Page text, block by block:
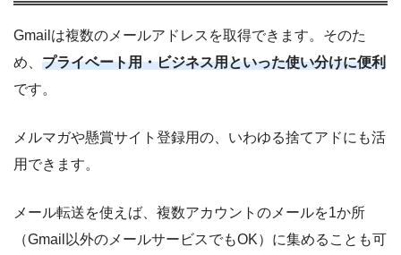
Gmailは複数のメールアドレスを取得できます。そのた
め、 プライベート用・ビジネス用といった使い分けに便利
です。
メルマガや懸賞サイト登録用の、いわゆる捨てアドにも活
用できます。
メール転送を使えば、複数アカウントのメールを1か所
（Gmail以外のメールサービスでもOK）に集めることも可